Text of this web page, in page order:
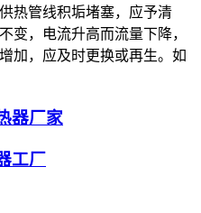
热管线积垢堵塞，应予清
变，电流升高而流量下降，
加，应及时更换或再生。如
器厂家
工厂